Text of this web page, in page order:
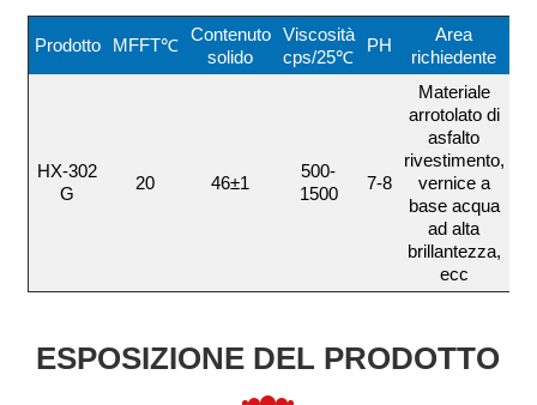
Prodotto MFFT℃
Contenuto
solido
Viscosità
cps/25℃
PH
Area
richiedente
HX-302
G
20 46±1
500-
1500
7-8
Materiale
arrotolato di
asfalto
rivestimento,
vernice a
base acqua
ad alta
brillantezza,
ecc
ESPOSIZIONE DEL PRODOTTO